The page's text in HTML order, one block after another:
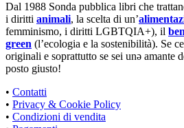
Dal 1988 Sonda pubblica libri che
i diritti animali, la scelta di un’
femminismo, i diritti LGBTQIA+), il
green (l’ecologia e la sostenibilità). Se
originali e soprattutto se sei unə amante
posto giusto!
• Contatti
• Privacy & Cookie Policy
• Condizioni di vendita